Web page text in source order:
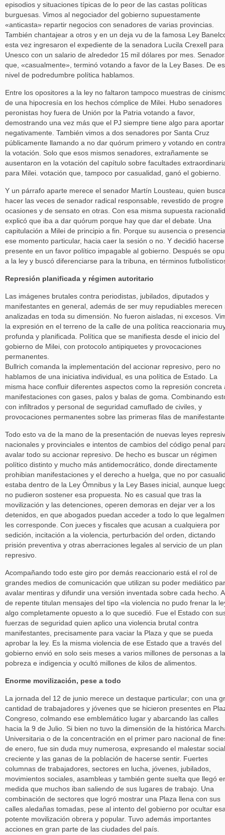
episodios y situaciones típicas de lo peor de las castas políticas
burguesas. Vimos al negociador del gobierno supuestamente
«anticasta» repartir negocios con senadores de varias provincias.
También chantajear a otros y en un deja vu de la famosa Ley
esta vez ingresaron el expediente de la senadora Lucila Crexell para
Unesco con un salario de alrededor 15 mil dólares por mes.
que, «casualmente», terminó votando a favor de la Ley Bases. De
nivel de podredumbre política hablamos.
Entre los opositores a la ley no faltaron tampoco muestras de
de una hipocresía en los hechos cómplice de Milei. Hubo senadores
peronistas hoy fuera de Unión por la Patria votando a favor,
demostrando una vez más que el PJ siempre tiene algo para aportar
negativamente. También vimos a dos senadores por Santa Cruz
públicamente llamando a no dar quórum primero y votando en
la votación. Solo que esos mismos senadores, extrañamente se
ausentaron en la votación del capítulo sobre facultades
para Milei. votación que, tampoco por casualidad, ganó el gobierno.
Y un párrafo aparte merece el senador Martín Lousteau, quien
hacer las veces de senador radical responsable, revestido de progre
ocasiones y de sensato en otras. Con esa misma supuesta
explicó que iba a dar quórum porque hay que dar el debate. Una
capitulación a Milei de principio a fin. Porque su ausencia o
ese momento particular, hacia caer la sesión o no. Y decidió hacerse
presente en un favor político impagable al gobierno. Después se
a la ley y buscó diferenciarse para la tribuna, en términos
Represión planificada y régimen autoritario
Las imágenes brutales contra periodistas, jubilados, diputados y
manifestantes en general, además de ser muy repudiables merecen
analizadas en toda su dimensión. No fueron aisladas, ni excesos.
la expresión en el terreno de la calle de una política reaccionaria
profunda y planificada. Política que se manifiesta desde el inicio del
gobierno de Milei, con protocolo antipiquetes y provocaciones
permanentes.
Bullrich comanda la implementación del accionar represivo, pero no
hablamos de una iniciativa individual, es una política de Estado. La
misma hace confluir diferentes aspectos como la represión concreta
manifestaciones con gases, palos y balas de goma. Combinando
con infiltrados y personal de seguridad camuflado de civiles, y
provocaciones permanentes sobre las primeras filas de
Todo esto va de la mano de la presentación de nuevas leyes
nacionales y provinciales e intentos de cambios del código penal
avalar todo su accionar represivo. De hecho es buscar un régimen
político distinto y mucho más antidemocrático, donde directamente
prohibian manifestaciones y el derecho a huelga, que no por
estaba dentro de la Ley Ómnibus y la Ley Bases inicial, aunque
no pudieron sostener esa propuesta. No es casual que tras la
movilización y las detenciones, operen demoras en dejar ver a los
detenidos, en que abogados puedan acceder a todo lo que
les corresponde. Con jueces y fiscales que acusan a cualquiera por
sedición, incitación a la violencia, perturbación del orden, dictando
prisión preventiva y otras aberraciones legales al servicio de un plan
represivo.
Acompañando todo este giro por demás reaccionario está el rol de
grandes medios de comunicación que utilizan su poder mediático
avalar mentiras y difundir una versión inventada sobre cada hecho.
de repente titulan mensajes del tipo «la violencia no pudo frenar la
algo completamente opuesto a lo que sucedió. Fue el Estado con
fuerzas de seguridad quien aplico una violencia brutal contra
manifestantes, precisamente para vaciar la Plaza y que se pueda
aprobar la ley. Es la misma violencia de ese Estado que a través del
gobierno envió en solo seis meses a varios millones de personas a la
pobreza e indigencia y ocultó millones de kilos de alimentos.
Enorme movilización, pese a todo
La jornada del 12 de junio merece un destaque particular; con una
cantidad de trabajadores y jóvenes que se hicieron presentes en
Congreso, colmando ese emblemático lugar y abarcando las calles
hacia la 9 de Julio. Si bien no tuvo la dimensión de la histórica
Universitaria o de la concentración en el primer paro nacional de
de enero, fue sin duda muy numerosa, expresando el malestar social
creciente y las ganas de la población de hacerse sentir. Fuertes
columnas de trabajadores, sectores en lucha, jóvenes, jubilados,
movimientos sociales, asambleas y también gente suelta que llegó
medida que muchos iban saliendo de sus lugares de trabajo. Una
combinación de sectores que logró mostrar una Plaza llena con sus
calles aledañas tomadas, pese al intento del gobierno por ocultar
potente movilización obrera y popular. Tuvo además importantes
acciones en gran parte de las ciudades del país.